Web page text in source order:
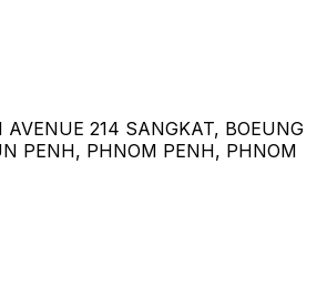
214 SANGKAT, BOEUNG
PENH, PHNOM PENH, PHNOM